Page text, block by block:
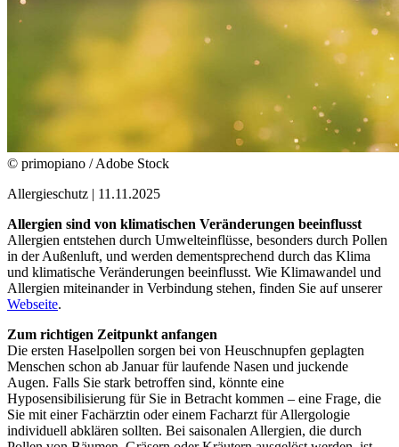
© primopiano / Adobe Stock
Allergieschutz | 11.11.2025
Allergien sind von klimatischen Veränderungen beeinflusst
Allergien entstehen durch Umwelteinflüsse, besonders durch Pollen
in der Außenluft, und werden dementsprechend durch das Klima
und klimatische Veränderungen beeinflusst. Wie Klimawandel und
Allergien miteinander in Verbindung stehen, finden Sie auf unserer
Webseite.
Zum richtigen Zeitpunkt anfangen
Die ersten Haselpollen sorgen bei von Heuschnupfen geplagten
Menschen schon ab Januar für laufende Nasen und juckende
Augen. Falls Sie stark betroffen sind, könnte eine
Hyposensibilisierung für Sie in Betracht kommen – eine Frage, die
Sie mit einer Fachärztin oder einem Facharzt für Allergologie
individuell abklären sollten. Bei saisonalen Allergien, die durch